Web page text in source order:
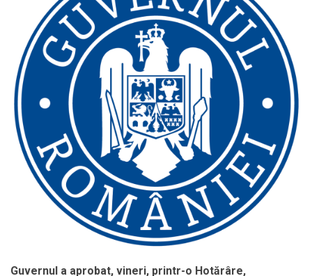
Guvernul a aprobat, vineri, printr-o Hotărâre,